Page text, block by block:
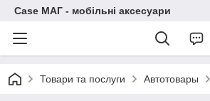
Case МАГ - мобільні аксесуари
Товари та послуги Автотовары